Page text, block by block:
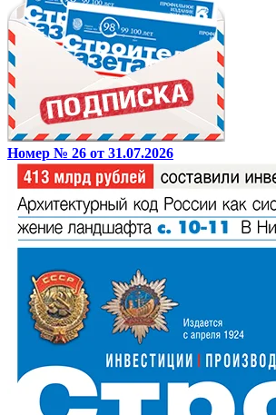
Номер № 26 от 31.07.2026